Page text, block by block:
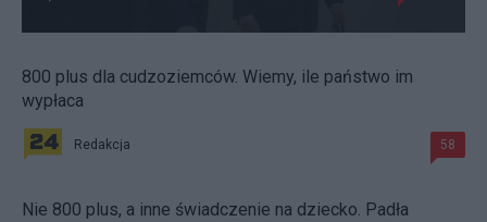
800 plus dla cudzoziemców. Wiemy, ile państwo im
wypłaca
Redakcja 58
Nie 800 plus, a inne świadczenie na dziecko. Padła